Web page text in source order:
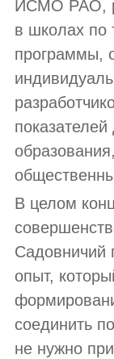
ИСМО РАО,
в школах по
программы,
В целом
Садовничий
опыт,
соединить
не нужно